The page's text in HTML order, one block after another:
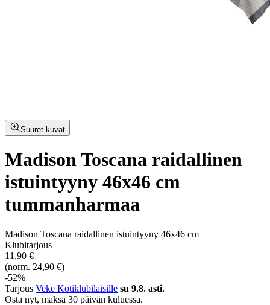
Suuret kuvat
Madison Toscana raidallinen
istuintyyny 46x46 cm
tummanharmaa
Madison Toscana raidallinen istuintyyny 46x46 cm
Klubitarjous
11,90 €
(norm. 24,90 €)
-52%
Tarjous Veke Kotiklubilaisille su 9.8. asti.
Osta nyt, ­maksa 30 päivän kuluessa.